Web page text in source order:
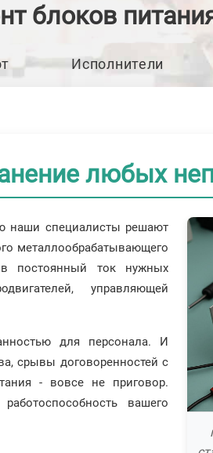
блоков
Исполнители
любых
наши специалисты решают
металлообрабатывающего
в постоянный ток нужных
управляющей
для персонала. И
срывы договоренностей с
- вовсе не приговор.
вашего